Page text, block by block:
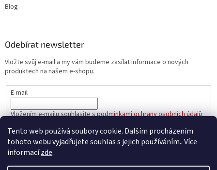
Tento web používá soubory cookie. Dalším procházením
tohoto webu vyjadřujete souhlas s jejich používáním.. Více
informacízde.
Blog
Odebírat newsletter
Vložte svůj e-mail a my vám budeme zasílat informace o nových
produktech na našem e-shopu.
E-mail
Vložením e-mailu souhlasíte spodmínkami ochrany osobních údajů
PŘIHLÁSIT SE